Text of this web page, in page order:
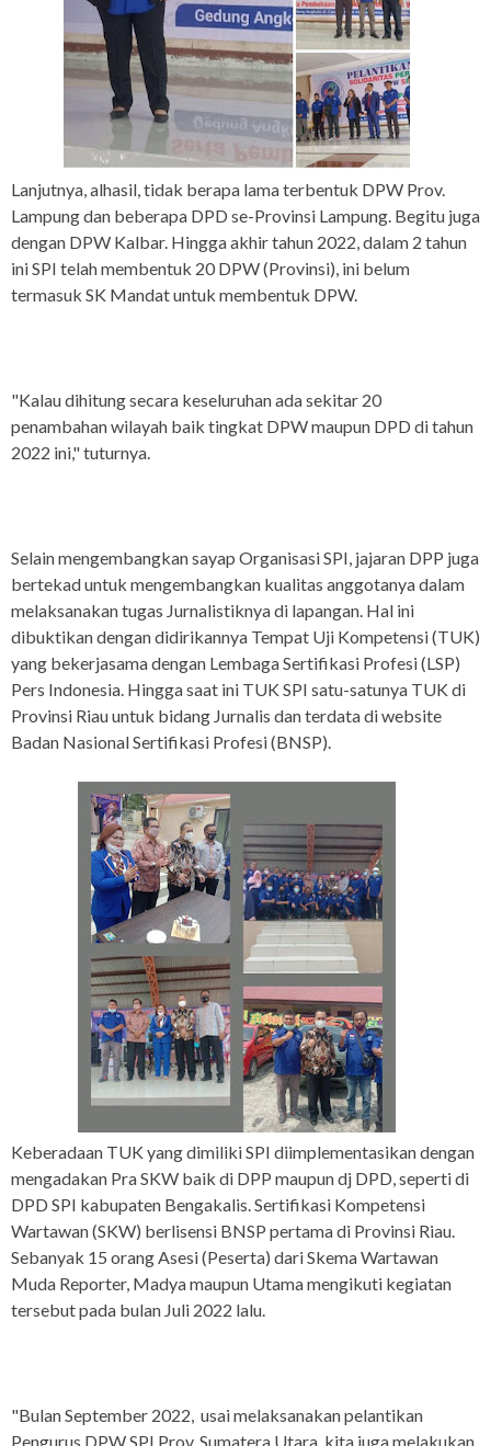
Lanjutnya, alhasil, tidak berapa lama terbentuk DPW Prov.
Lampung dan beberapa DPD se-Provinsi Lampung. Begitu juga
dengan DPW Kalbar. Hingga akhir tahun 2022, dalam 2 tahun
ini SPI telah membentuk 20 DPW (Provinsi), ini belum
termasuk SK Mandat untuk membentuk DPW.
"Kalau dihitung secara keseluruhan ada sekitar 20
penambahan wilayah baik tingkat DPW maupun DPD di tahun
2022 ini," tuturnya.
Selain mengembangkan sayap Organisasi SPI, jajaran DPP juga
bertekad untuk mengembangkan kualitas anggotanya dalam
melaksanakan tugas Jurnalistiknya di lapangan. Hal ini
dibuktikan dengan didirikannya Tempat Uji Kompetensi (TUK)
yang bekerjasama dengan Lembaga Sertifikasi Profesi (LSP)
Pers Indonesia. Hingga saat ini TUK SPI satu-satunya TUK di
Provinsi Riau untuk bidang Jurnalis dan terdata di website
Badan Nasional Sertifikasi Profesi (BNSP).
Keberadaan TUK yang dimiliki SPI diimplementasikan dengan
mengadakan Pra SKW baik di DPP maupun dj DPD, seperti di
DPD SPI kabupaten Bengakalis. Sertifikasi Kompetensi
Wartawan (SKW) berlisensi BNSP pertama di Provinsi Riau.
Sebanyak 15 orang Asesi (Peserta) dari Skema Wartawan
Muda Reporter, Madya maupun Utama mengikuti kegiatan
tersebut pada bulan Juli 2022 lalu.
"Bulan September 2022, usai melaksanakan pelantikan
Pengurus DPW SPI Prov. Sumatera Utara, kita juga melakukan